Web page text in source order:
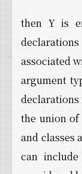
then Y is
associated
argument
declarations
the union of
and classes
can include